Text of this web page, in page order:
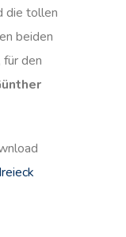
die tollen
beiden
für den